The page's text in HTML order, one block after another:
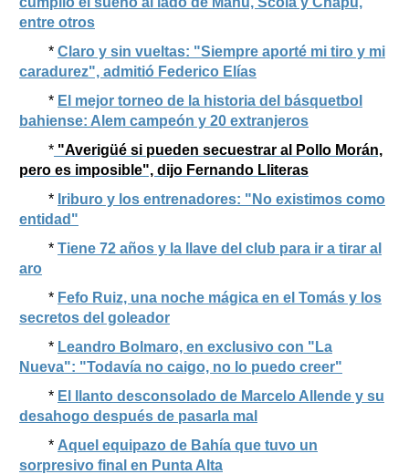
entre otros
* Claro y sin vueltas: "Siempre aporté mi tiro y mi
caradurez", admitió Federico Elías
* El mejor torneo de la historia del básquetbol
bahiense: Alem campeón y 20 extranjeros
* "Averigüé si pueden secuestrar al Pollo Morán,
pero es imposible", dijo Fernando Lliteras
* Iriburo y los entrenadores: "No existimos como
entidad"
* Tiene 72 años y la llave del club para ir a tirar al
aro
* Fefo Ruiz, una noche mágica en el Tomás y los
secretos del goleador
* Leandro Bolmaro, en exclusivo con "La
Nueva": "Todavía no caigo, no lo puedo creer"
* El llanto desconsolado de Marcelo Allende y su
desahogo después de pasarla mal
* Aquel equipazo de Bahía que tuvo un
sorpresivo final en Punta Alta